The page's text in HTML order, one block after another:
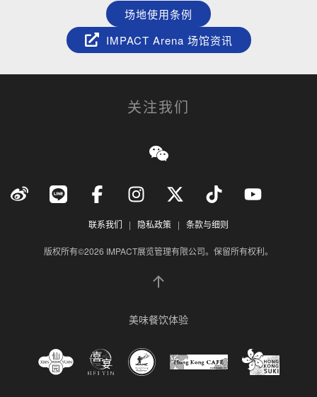
场地使用条例
IMPACT Arena 场馆资讯
关注我们
联系我们 | 隐私政策 | 条款与细则
版权所有©2026 IMPACT展览管理有限公司。保留所有权利。
高端餐饮精选
美味餐饮体验